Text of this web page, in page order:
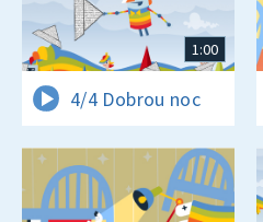
1:00
4/4 Dobrou noc